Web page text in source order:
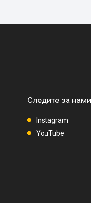
Следите за нами
Instagram
YouTube